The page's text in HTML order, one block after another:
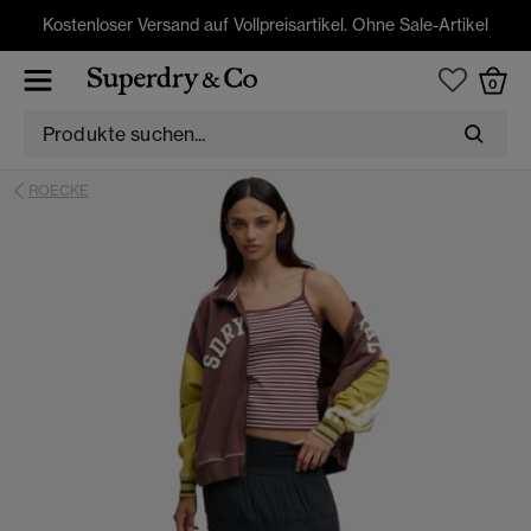
Kostenloser Versand auf Vollpreisartikel. Ohne Sale-Artikel
0
ROECKE